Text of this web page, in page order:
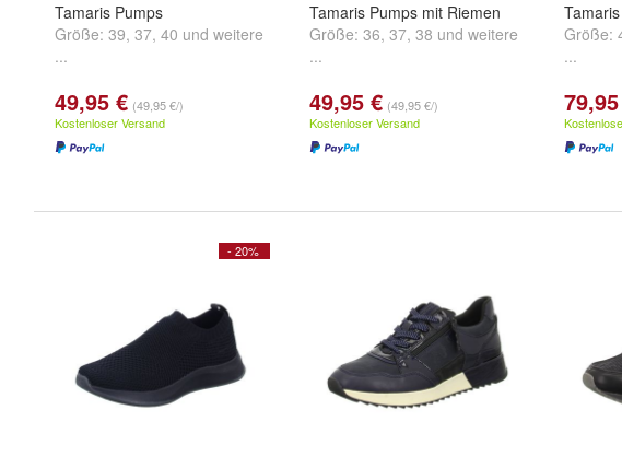
Tamaris Pumps
Größe: 39, 37, 40 und weitere
...
49,95 € (49,95 €/)
Kostenloser Versand
Tamaris Pumps mit Riemen
Größe: 36, 37, 38 und weitere
...
49,95 € (49,95 €/)
Kostenloser Versand
Größe:
...
- 20%